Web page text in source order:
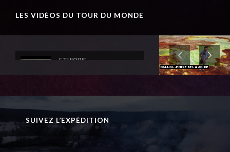
LES VIDÉOS DU TOUR DU MONDE
DALLOL - ENTRE SEL & ACIDE
ETHIOPIE
ERTA ALE, AUX
PORTES DE L'ENFER
RDC
SUIVEZ L’EXPÉDITION